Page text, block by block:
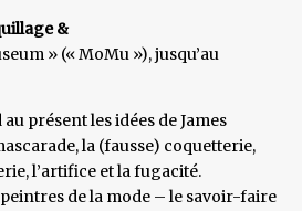
&
» (« MoMu »), jusqu’au
présent les idées de James
la (fausse) coquetterie,
l’artifice et la fugacité.
peintres de la mode – le savoir-faire